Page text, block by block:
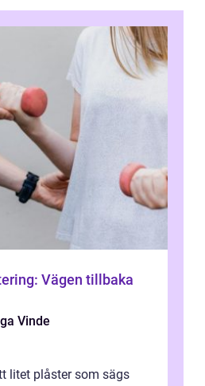
Vägen tillbaka
Vinde
litet plåster som sägs